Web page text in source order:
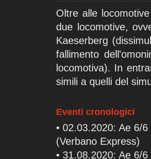
Oltre alle
due locomotive,
Kaeserberg
fallimento
locomotiva). In
simili a quelli del
Eventi cronologici
• 02.03.2020: Ae 6/
(Verbano Express)
• 31.08.2020: Ae 6/